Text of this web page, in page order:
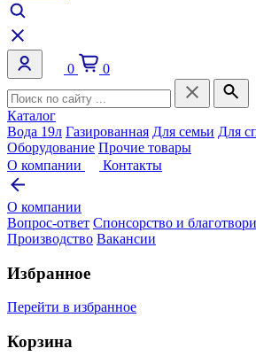
0 0
Каталог
Вода 19л Газированная Для семьи Для
Оборудование Прочие товары
О компании
Контакты
О компании
Вопрос-ответ Спонсорство и
Производство Вакансии
Избранное
Перейти в избранное
Корзина